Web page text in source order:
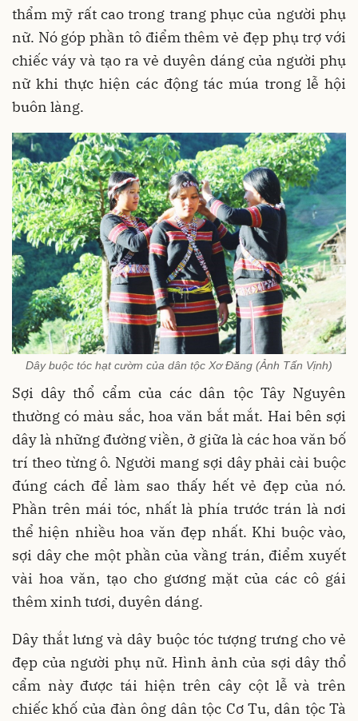
thẩm mỹ rất cao trong trang phục của người phụ
nữ. Nó góp phần tô điểm thêm vẻ đẹp phụ trợ với
chiếc váy và tạo ra vẻ duyên dáng của người phụ
nữ khi thực hiện các động tác múa trong lễ hội
buôn làng.
Dây buộc tóc hạt cườm của dân tộc Xơ Đăng (Ảnh Tấn Vịnh)
Sợi dây thổ cẩm của các dân tộc Tây Nguyên
thường có màu sắc, hoa văn bắt mắt. Hai bên sợi
dây là những đường viền, ở giữa là các hoa văn bố
trí theo từng ô. Người mang sợi dây phải cài buộc
đúng cách để làm sao thấy hết vẻ đẹp của nó.
Phần trên mái tóc, nhất là phía trước trán là nơi
thể hiện nhiều hoa văn đẹp nhất. Khi buộc vào,
sợi dây che một phần của vầng trán, điểm xuyết
vài hoa văn, tạo cho gương mặt của các cô gái
thêm xinh tươi, duyên dáng.
Dây thắt lưng và dây buộc tóc tượng trưng cho vẻ
đẹp của người phụ nữ. Hình ảnh của sợi dây thổ
cẩm này được tái hiện trên cây cột lễ và trên
chiếc khố của đàn ông dân tộc Cơ Tu, dân tộc Tà